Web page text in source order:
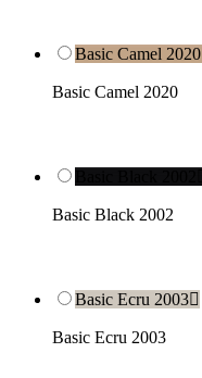
Basic Camel 2020
Basic Camel 2020
Basic Black 2002
Basic Ecru 2003
Basic Ecru 2003